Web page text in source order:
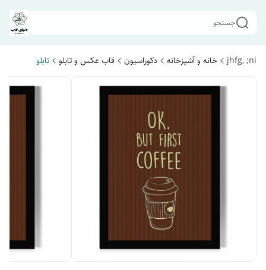
جستجو
jhfg, ;ni خانه و آشپزخانه دکوراسیون قاب عکس و تابلو تابلو